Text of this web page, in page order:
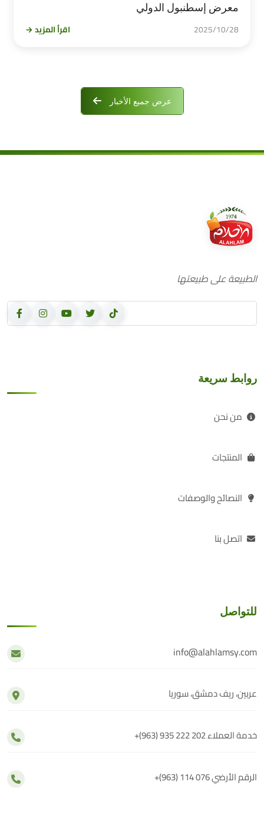
معرض إسطنبول الدولي
2025/10/28 اقرأ المزيد →
عرض جميع الأخبار
الطبيعة على طبيعتها
روابط سريعة
من نحن
المنتجات
النصائح والوصفات
اتصل بنا
للتواصل
info@alahlamsy.com
عربين، ريف دمشق، سوريا
+(963) 935 222 202خدمة العملاء
+(963) 114 076الرقم الأرضي